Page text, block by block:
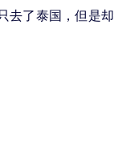
去了泰国，但是